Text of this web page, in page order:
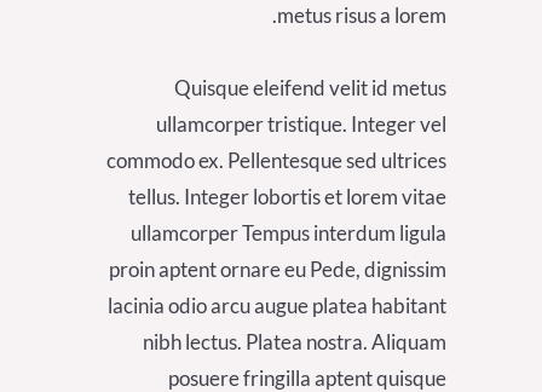
metus risus a lorem.
Quisque eleifend velit id metus
ullamcorper tristique. Integer vel
commodo ex. Pellentesque sed ultrices
tellus. Integer lobortis et lorem vitae
ullamcorper Tempus interdum ligula
proin aptent ornare eu Pede, dignissim
lacinia odio arcu augue platea habitant
nibh lectus. Platea nostra. Aliquam
posuere fringilla aptent quisque